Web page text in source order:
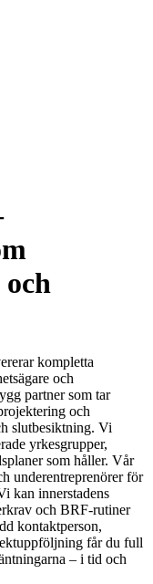
kompletta
och
partner som tar
och
slutbesiktning. Vi
yrkesgrupper,
som håller. Vår
underentreprenörer för
kan innerstadens
och BRF-rutiner
kontaktperson,
får du full
– i tid och